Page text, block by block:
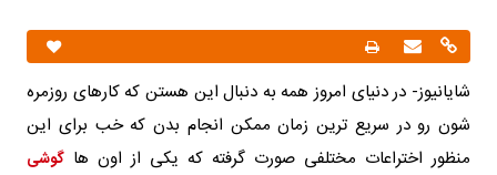
شایانیوز- در دنیای امروز همه به دنبال این هستن که کارهای روزمره
شون رو در سریع ترین زمان ممکن انجام بدن که خب برای این
منظور اختراعات مختلفی صورت گرفته که یکی از اون ها گوشی